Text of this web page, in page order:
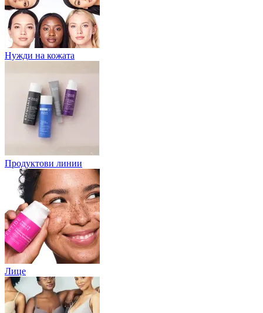
Нужди на кожата
Продуктови линии
Лице